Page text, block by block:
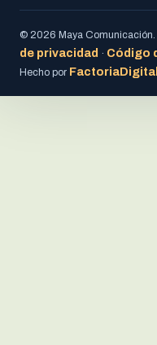
© 2026 Maya Comunicación.
de privacidad · Código
Hecho por FactoriaDigital